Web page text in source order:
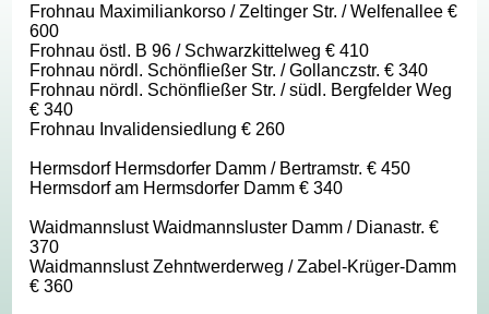
Frohnau Maximiliankorso / Zeltinger Str. / Welfenallee €
600
Frohnau östl. B 96 / Schwarzkittelweg € 410
Frohnau nördl. Schönfließer Str. / Gollanczstr. € 340
Frohnau nördl. Schönfließer Str. / südl. Bergfelder Weg
€ 340
Frohnau Invalidensiedlung € 260
Hermsdorf Hermsdorfer Damm / Bertramstr. € 450
Hermsdorf am Hermsdorfer Damm € 340
Waidmannslust Waidmannsluster Damm / Dianastr. €
370
Waidmannslust Zehntwerderweg / Zabel-Krüger-Damm
€ 360